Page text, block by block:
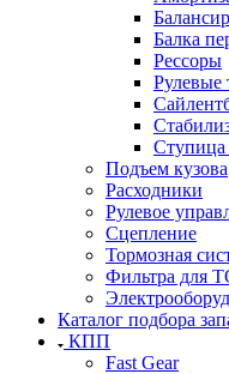
Балансир
Балка
Рессоры
Рулевые
Ступица
Подъем кузова
Расходники
Рулевое
Сцепление
Тормозная
Фильтра для
Каталог подбора
КПП
Fast Gear